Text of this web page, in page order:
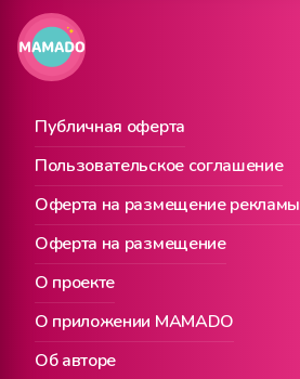
Публичная оферта
О проекте
Пользовательское соглашение
О приложении MAMADO
Оферта на размещение рекламы
Об авторе
Оферта на размещение